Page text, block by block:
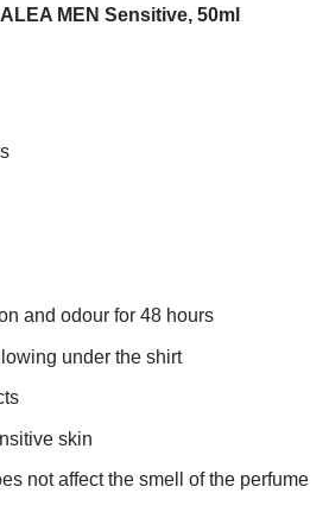
MEN Sensitive, 50ml
and odour for 48 hours
under the shirt
skin
not affect the smell of the perfume